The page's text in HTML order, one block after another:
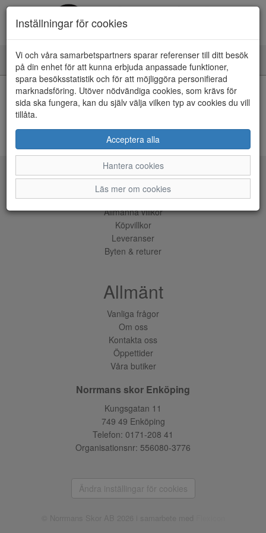
Toggle
navigation
HEM
Kunde inte hitta några artiklar...
ÅNGRA KÖP
Inställningar för cookies
Vi och våra samarbetspartners sparar referenser till ditt besök
på din enhet för att kunna erbjuda anpassade funktioner,
spara besöksstatistik och för att möjliggöra personifierad
marknadsföring. Utöver nödvändiga cookies, som krävs för
sida ska fungera, kan du själv välja vilken typ av cookies du vill
tillåta.
Acceptera alla
Hantera cookies
Läs mer om cookies
Tjänster
Allmänna villkor
Köpvillkor
Leveranser
Byten & returer
Allmänt
Vanliga frågor
Om oss
Kontakta oss
Öppettider
Våra butiker
Norrmans skor Enköping
Kungsgatan 11
749 49 Enköping
Telefon: 0171-208 41
Organisationsnr: 556080-3776
Ändra inställingar för cookies